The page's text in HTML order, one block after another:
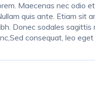
Maecenas nec odio
quis ante. Etiam sit
Donec sodales
consequat, leo